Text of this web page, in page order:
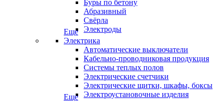
Буры по бетону
Абразивный
Свёрла
Электроды
Еще
Электрика
Автоматические выключатели
Кабельно-проводниковая продукция
Системы теплых полов
Электрические счетчики
Электрические щитки, шкафы, боксы
Электроустановочные изделия
Еще